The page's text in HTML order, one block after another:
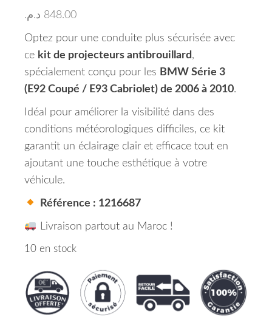
848.00 د.م.
Optez pour une conduite plus sécurisée avec
ce kit de projecteurs antibrouillard,
spécialement conçu pour les BMW Série 3
(E92 Coupé / E93 Cabriolet) de 2006 à 2010.
Idéal pour améliorer la visibilité dans des
conditions météorologiques difficiles, ce kit
garantit un éclairage clair et efficace tout en
ajoutant une touche esthétique à votre
véhicule.
Référence : 1216687
Livraison partout au Maroc !
10 en stock